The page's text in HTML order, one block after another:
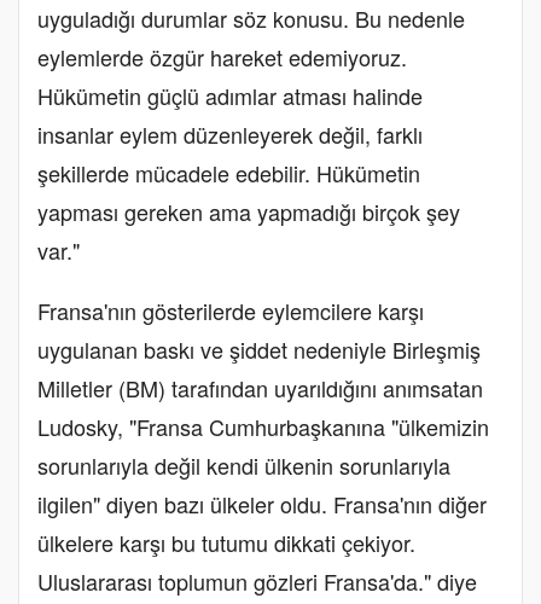
uyguladığı durumlar söz konusu. Bu nedenle
eylemlerde özgür hareket edemiyoruz.
Hükümetin güçlü adımlar atması halinde
insanlar eylem düzenleyerek değil, farklı
şekillerde mücadele edebilir. Hükümetin
yapması gereken ama yapmadığı birçok şey
var."
Fransa'nın gösterilerde eylemcilere karşı
uygulanan baskı ve şiddet nedeniyle Birleşmiş
Milletler (BM) tarafından uyarıldığını anımsatan
Ludosky, "Fransa Cumhurbaşkanına "ülkemizin
sorunlarıyla değil kendi ülkenin sorunlarıyla
ilgilen" diyen bazı ülkeler oldu. Fransa'nın diğer
ülkelere karşı bu tutumu dikkati çekiyor.
Uluslararası toplumun gözleri Fransa'da." diye